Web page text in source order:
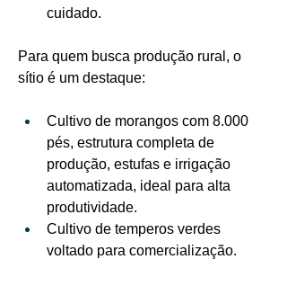
cuidado.
Para quem busca produção rural, o
sítio é um destaque:
Cultivo de morangos com 8.000
pés, estrutura completa de
produção, estufas e irrigação
automatizada, ideal para alta
produtividade.
Cultivo de temperos verdes
voltado para comercialização.